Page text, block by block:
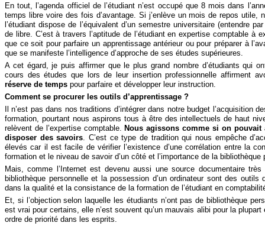
En tout, l’agenda officiel de l’étudiant n’est occupé que 8 mois dans
temps libre voire des fois d’avantage. Si j’enlève un mois de repos utile,
l’étudiant dispose de l’équivalent d’un semestre universitaire (entendre
de libre. C’est à travers l’aptitude de l’étudiant en expertise comptable à
que ce soit pour parfaire un apprentissage antérieur ou pour préparer à
que se manifeste l’intelligence d’approche de ses études supérieures.
A cet égard, je puis affirmer que le plus grand nombre d’étudiants qui
cours des études que lors de leur insertion professionnelle affirment
réserve de temps pour parfaire et développer leur instruction.
Comment se procurer les outils d’apprentissage ?
Il n’est pas dans nos traditions d’intégrer dans notre budget l’acquisition
formation, pourtant nous aspirons tous à être des intellectuels de haut
relèvent de l’expertise comptable.
Nous agissons comme si on pouvait
disposer des savoirs . C’est ce type de tradition qui nous empêche
élevés car il est facile de vérifier l’existence d’une corrélation entre la
formation et le niveau de savoir d’un côté et l’importance de la bibliothèque
Mais, comme l’Internet est devenu aussi une source documentaire
bibliothèque personnelle et la possession d’un ordinateur sont des outils
dans la qualité et la consistance de la formation de l’étudiant en
Et, si l’objection selon laquelle les étudiants n’ont pas de bibliothèque
est vrai pour certains, elle n’est souvent qu’un mauvais alibi pour la
ordre de priorité dans les esprits.